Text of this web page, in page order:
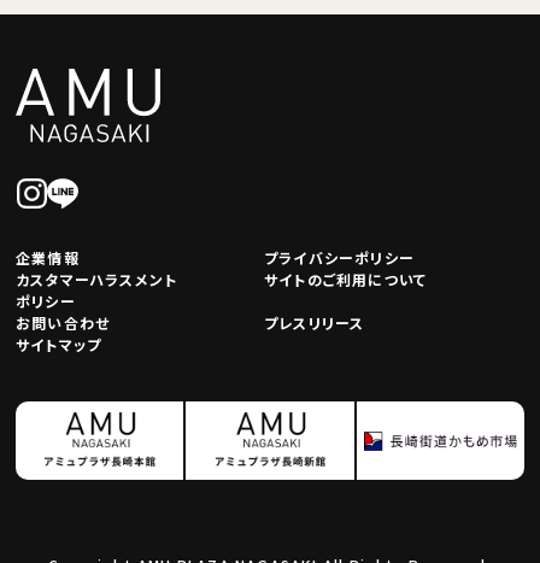
企業情報
プライバシーポリシー
カスタマーハラスメント
ポリシー
サイトのご利用について
お問い合わせ
プレスリリース
サイトマップ